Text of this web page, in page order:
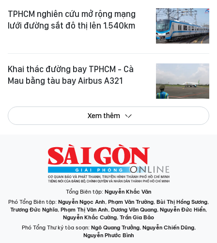
TPHCM nghiên cứu mở rộng mạng
lưới đường sắt đô thị lên 1.540km
Khai thác đường bay TPHCM - Cà
Mau bằng tàu bay Airbus A321
Xem thêm
Tổng Biên tập: Nguyễn Khắc Văn
Phó Tổng Biên tập: Nguyễn Ngọc Anh, Phạm Văn Trường, Bùi Thị Hồng Sương,
Trương Đức Nghĩa, Phạm Thị Vân Anh, Dương Văn Quang, Nguyễn Đức Hiển,
Nguyễn Khắc Cường, Trần Gia Bảo
Phó Tổng Thư ký tòa soạn: Ngô Quang Trưởng, Nguyễn Chiến Dũng,
Nguyễn Phước Bình